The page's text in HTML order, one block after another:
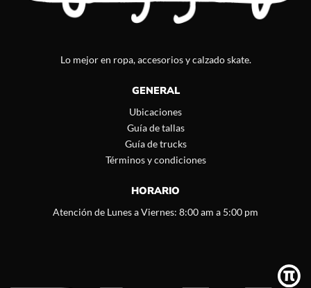
Lo mejor en ropa, accesorios y calzado skate.
GENERAL
Ubicaciones
Guía de tallas
Guía de trucks
Términos y condiciones
HORARIO
Atención de Lunes a Viernes: 8:00 am a 5:00 pm